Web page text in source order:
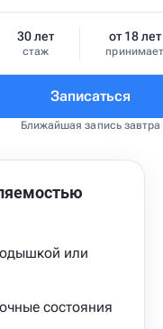
30 лет
стаж
от 18 лет
принимает
Записаться
Ближайшая запись завтра
одышкой или
состояния